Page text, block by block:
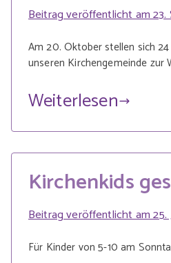
Beitrag veröffentlicht am
Am 20. Oktober stellen sich
unseren Kirchengemeinde zur
Weiterlesen
Kirchenkids
Beitrag veröffentlicht am25.
Für Kinder von 5-10 am